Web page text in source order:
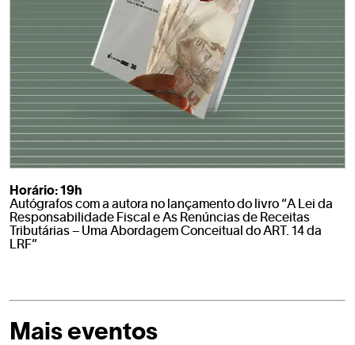
Horário: 19h
Autógrafos com a autora no lançamento do livro “A Lei da
Responsabilidade Fiscal e As Renúncias de Receitas
Tributárias – Uma Abordagem Conceitual do ART. 14 da
LRF”
Mais eventos